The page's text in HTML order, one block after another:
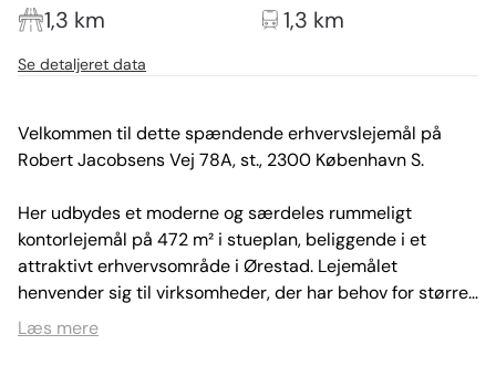
1,3 km 1,3 km
Se detaljeret data
Velkommen til dette spændende erhvervslejemål på
Robert Jacobsens Vej 78A, st., 2300 København S.
Her udbydes et moderne og særdeles rummeligt
kontorlejemål på 472 m² i stueplan, beliggende i et
attraktivt erhvervsområde i Ørestad. Lejemålet
henvender sig til virksomheder, der har behov for større,
sammenhængende arealer og ønsker en præsentabel
Læs mere